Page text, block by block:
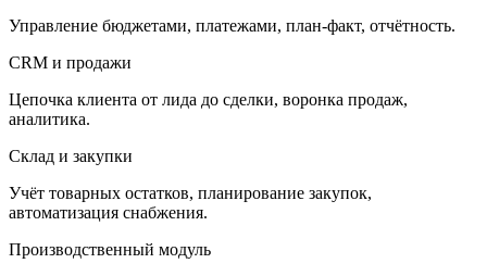
Управление бюджетами, платежами, план-факт, отчётность.
CRM и продажи
Цепочка клиента от лида до сделки, воронка продаж,
аналитика.
Склад и закупки
Учёт товарных остатков, планирование закупок,
автоматизация снабжения.
Производственный модуль